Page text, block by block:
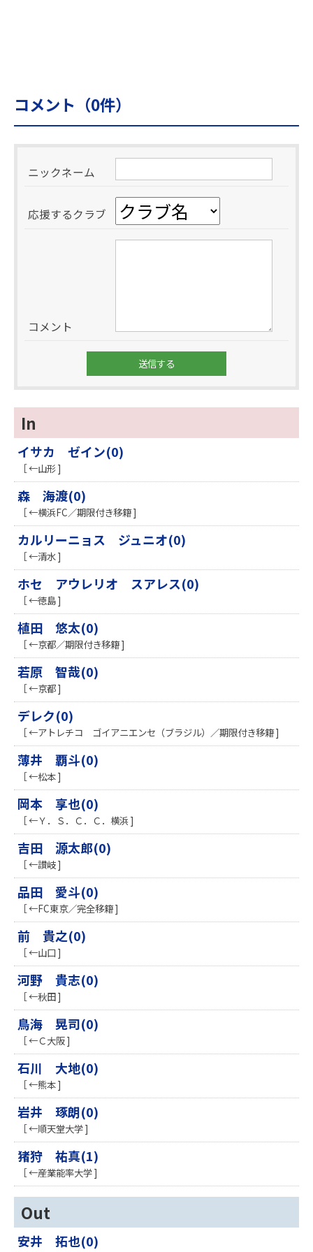
コメント（0件）
ニックネーム
応援するクラブ
コメント
In
イサカ ゼイン(0)
［ ←山形 ]
森 海渡(0)
［ ←横浜FC／期限付き移籍 ]
カルリーニョス ジュニオ(0)
［ ←清水 ]
ホセ アウレリオ スアレス(0)
［ ←徳島 ]
植田 悠太(0)
［ ←京都／期限付き移籍 ]
若原 智哉(0)
［ ←京都 ]
デレク(0)
［ ←アトレチコ ゴイアニエンセ（ブラジル）／期限付き移籍 ]
薄井 覇斗(0)
［ ←松本 ]
岡本 享也(0)
［ ←Ｙ．Ｓ．Ｃ．Ｃ．横浜 ]
吉田 源太郎(0)
［ ←讃岐 ]
品田 愛斗(0)
［ ←FC東京／完全移籍 ]
前 貴之(0)
［ ←山口 ]
河野 貴志(0)
［ ←秋田 ]
鳥海 晃司(0)
［ ←Ｃ大阪 ]
石川 大地(0)
［ ←熊本 ]
岩井 琢朗(0)
［ ←順天堂大学 ]
猪狩 祐真(1)
［ ←産業能率大学 ]
Out
安井 拓也(0)